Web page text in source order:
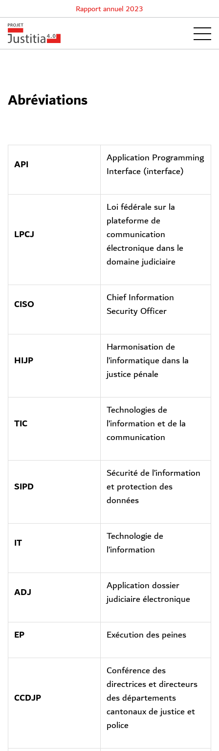
Rapport annuel 2023
Abréviations
API
Application Programming
Interface (interface)
LPCJ
Loi fédérale sur la
plateforme de
communication
électronique dans le
domaine judiciaire
CISO
Chief Information
Security Officer
HIJP
Harmonisation de
l’informatique dans la
justice pénale
TIC
Technologies de
l’information et de la
communication
SIPD
Sécurité de l’information
et protection des
données
IT
Technologie de
l’information
ADJ
Application dossier
judiciaire électronique
EP Exécution des peines
CCDJP
Conférence des
directrices et directeurs
des départements
cantonaux de justice et
police